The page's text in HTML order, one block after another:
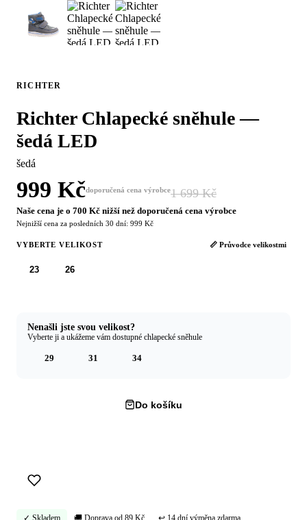
RICHTER
Richter Chlapecké sněhule —
šedá LED
šedá
999 Kčdoporučená cena výrobce1 699 Kč
Naše cena je o 700 Kč nižší než doporučená cena výrobce
Nejnižší cena za posledních 30 dní: 999 Kč
VYBERTE VELIKOST 📏 Průvodce velikostmi
23 26
Nenašli jste svou velikost?
Vyberte ji a ukážeme vám dostupné chlapecké sněhule
29 31 34
Do košíku
✓ Skladem 🚚 Doprava od 89 Kč ↩ 14 dní výměna zdarma